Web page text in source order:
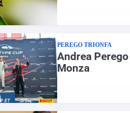
PEREGO TRIONFA
Andrea
Monza